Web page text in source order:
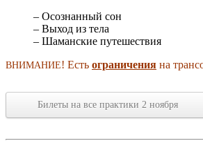
– Осо­знан­ный сон
– Выход из тела
– Шаман­ские путешествия
ВНИ­МА­НИЕ! Есть огра­ни­че­ния на
Биле­ты на все прак­ти­ки 2 ноября